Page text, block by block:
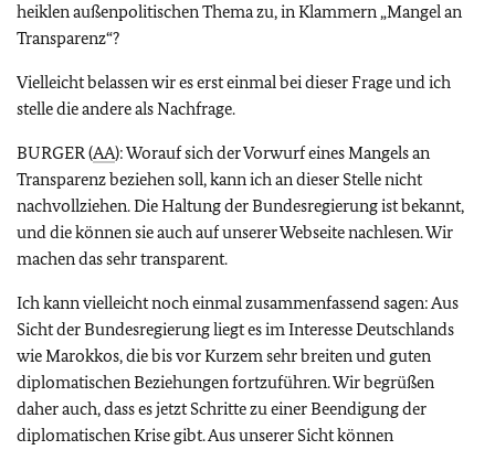
heiklen außenpolitischen Thema zu, in Klammern „Mangel an
Transparenz“?
Vielleicht belassen wir es erst einmal bei dieser Frage und ich
stelle die andere als Nachfrage.
BURGER (AA): Worauf sich der Vorwurf eines Mangels an
Transparenz beziehen soll, kann ich an dieser Stelle nicht
nachvollziehen. Die Haltung der Bundesregierung ist bekannt,
und die können sie auch auf unserer Webseite nachlesen. Wir
machen das sehr transparent.
Ich kann vielleicht noch einmal zusammenfassend sagen: Aus
Sicht der Bundesregierung liegt es im Interesse Deutschlands
wie Marokkos, die bis vor Kurzem sehr breiten und guten
diplomatischen Beziehungen fortzuführen. Wir begrüßen
daher auch, dass es jetzt Schritte zu einer Beendigung der
diplomatischen Krise gibt. Aus unserer Sicht können